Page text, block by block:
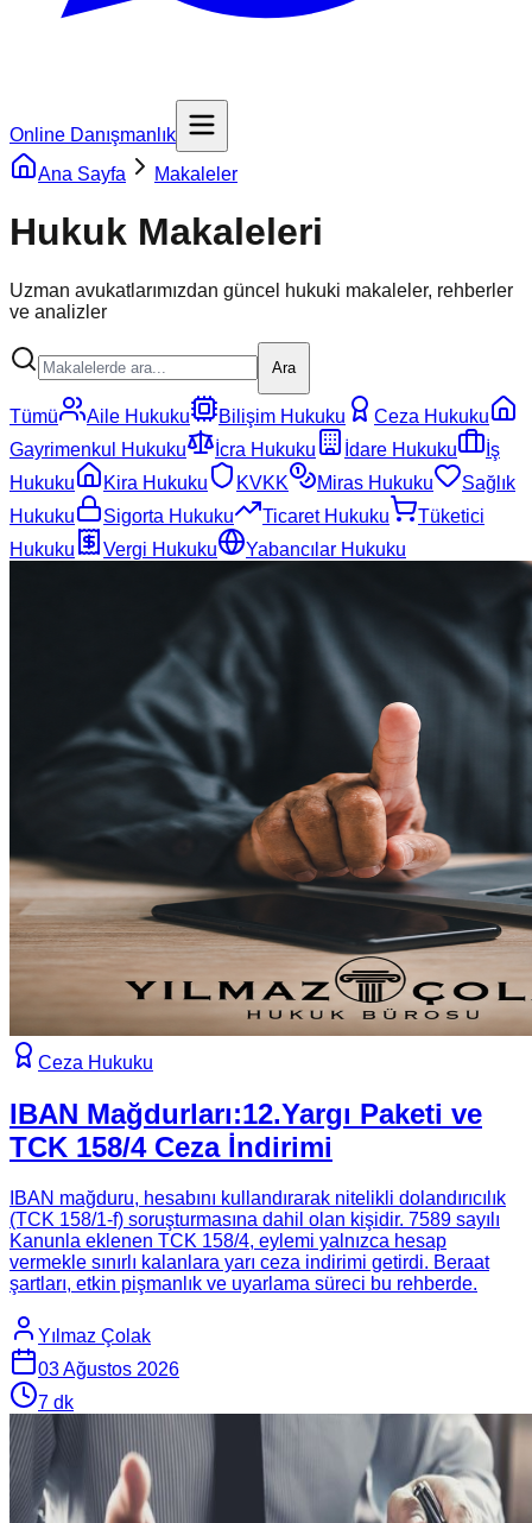
Online Danışmanlık
Ana Sayfa
Makaleler
Hukuk Makaleleri
Uzman avukatlarımızdan güncel hukuki makaleler, rehberler
ve analizler
Ara
Tümü Aile Hukuku Bilişim Hukuku
Ceza Hukuku
Gayrimenkul Hukuku
İcra Hukuku İdare Hukuku
İş
Hukuku
Kira Hukuku KVKK Miras Hukuku
Sağlık
Hukuku
Sigorta Hukuku Ticaret Hukuku
Tüketici
Hukuku
Vergi Hukuku Yabancılar Hukuku
Ceza Hukuku
IBAN Mağdurları:12.Yargı Paketi ve
TCK 158/4 Ceza İndirimi
IBAN mağduru, hesabını kullandırarak nitelikli dolandırıcılık
(TCK 158/1-f) soruşturmasına dahil olan kişidir. 7589 sayılı
Kanunla eklenen TCK 158/4, eylemi yalnızca hesap
vermekle sınırlı kalanlara yarı ceza indirimi getirdi. Beraat
şartları, etkin pişmanlık ve uyarlama süreci bu rehberde.
Yılmaz Çolak
03 Ağustos 2026
7 dk